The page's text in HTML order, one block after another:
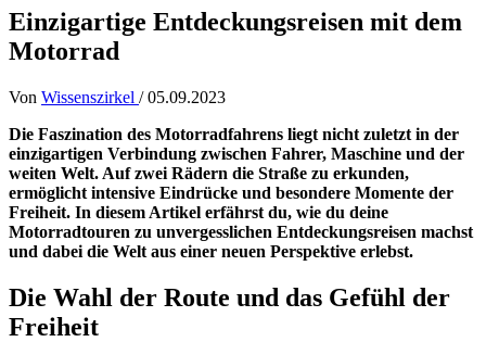
Einzigartige Entdeckungsreisen mit dem
Motorrad
Von Wissenszirkel /05.09.2023
Die Faszination des Motorradfahrens liegt nicht zuletzt in der
einzigartigen Verbindung zwischen Fahrer, Maschine und der
weiten Welt. Auf zwei Rädern die Straße zu erkunden,
ermöglicht intensive Eindrücke und besondere Momente der
Freiheit. In diesem Artikel erfährst du, wie du deine
Motorradtouren zu unvergesslichen Entdeckungsreisen machst
und dabei die Welt aus einer neuen Perspektive erlebst.
Die Wahl der Route und das Gefühl der
Freiheit